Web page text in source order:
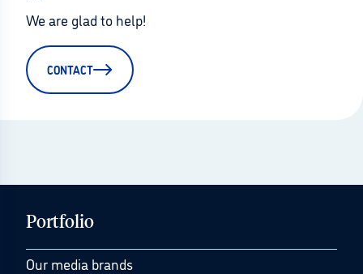
We are glad to help!
CONTACT
Portfolio
Our media brands